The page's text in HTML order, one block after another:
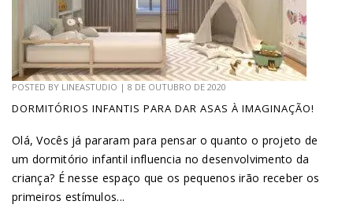
POSTED BY LINEASTUDIO | 8 DE OUTUBRO DE 2020
DORMITÓRIOS INFANTIS PARA DAR ASAS À IMAGINAÇÃO!
Olá, Vocês já pararam para pensar o quanto o projeto de
um dormitório infantil influencia no desenvolvimento da
criança? É nesse espaço que os pequenos irão receber os
primeiros estímulos...